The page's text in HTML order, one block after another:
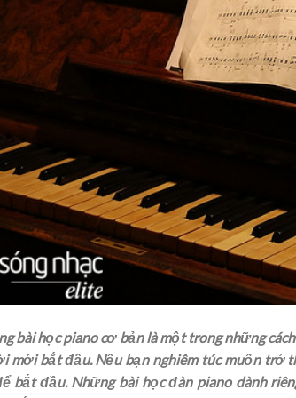
bài học piano cơ bản là một trong những
mới bắt đầu. Nếu bạn nghiêm túc muốn trở
bắt đầu. Những bài học đàn piano dành